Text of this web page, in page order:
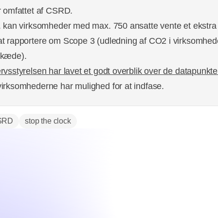
omfattet af CSRD.
kan virksomheder med max. 750 ansatte vente et
rapportere om Scope 3 (udledning af CO2 i
har lavet et godt overblik over de
har mulighed for at indfase.
stop the clock